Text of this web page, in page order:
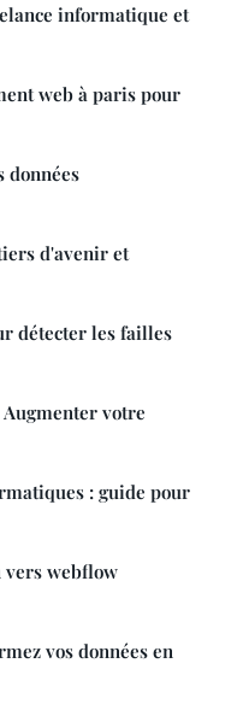
informatique et
web à paris pour
données
d'avenir et
détecter les failles
votre
: guide pour
vers webflow
vos données en